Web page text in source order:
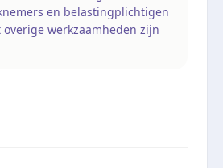
en belastingplichtigen
werkzaamheden zijn